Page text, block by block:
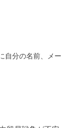
自分の名前、メー